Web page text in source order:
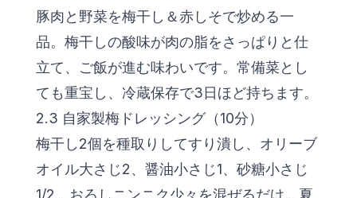
豚肉と野菜を梅干し＆赤しそで炒める一
品。梅干しの酸味が肉の脂をさっぱりと仕
立て、ご飯が進む味わいです。常備菜とし
ても重宝し、冷蔵保存で3日ほど持ちます。
2.3 自家製梅ドレッシング（10分）
梅干し2個を種取りしてすり潰し、オリーブ
オイル大さじ2、醤油小さじ1、砂糖小さじ
1/2、おろしニンニク少々を混ぜるだけ。夏